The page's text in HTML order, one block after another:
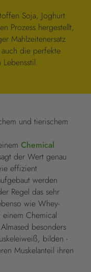
Soja, Joghurt
Prozess hergestellt,
Mahlzeitenersatz
die perfekte
und tierischem
Chemical
der Wert genau
effizient
werden
Regel das sehr
wie Whey-
Chemical
besonders
bilden -
Muskelanteil ihren